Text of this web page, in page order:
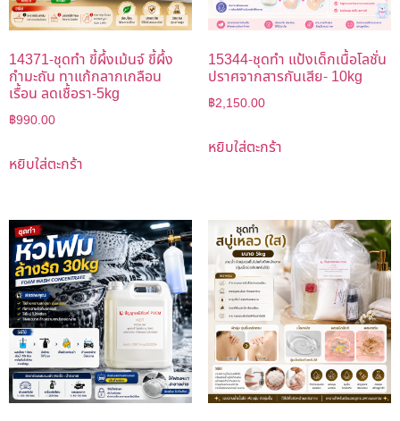
14371-ชุดทำ ขี้ผึ้งเม้นจ์ ขี้ผึ้ง
กำมะถัน ทาแก้กลากเกลือน
เรื้อน ลดเชื้อรา-5kg
฿990.00
หยิบใส่ตะกร้า
15344-ชุดทำ แป้งเด็กเนื้อโลชั่น
ปราศจากสารกันเสีย- 10kg
฿2,150.00
หยิบใส่ตะกร้า